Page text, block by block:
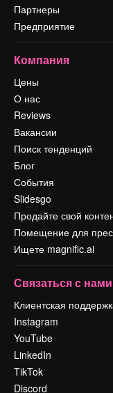
Партнеры
Предприятие
Компания
Цены
О нас
Reviews
Вакансии
Поиск тенденций
Блог
События
Slidesgo
Продайте свой
Помещение для
Ищете magnific.ai
Связаться с нами
Клиентская
Instagram
YouTube
LinkedIn
TikTok
Discord